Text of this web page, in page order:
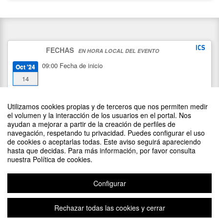
Utilizamos cookies propias y de terceros que nos permiten medir
el volumen y la interacción de los usuarios en el portal. Nos
ayudan a mejorar a partir de la creación de perfiles de
navegación, respetando tu privacidad. Puedes configurar el uso
de cookies o aceptarlas todas. Este aviso seguirá apareciendo
hasta que decidas. Para más información, por favor consulta
nuestra Política de cookies.
Configurar
Rechazar todas las cookies y cerrar
FECHAS EN HORA LOCAL DEL EVENTO
Oct '24
14
09:00 Fecha de inicio
11